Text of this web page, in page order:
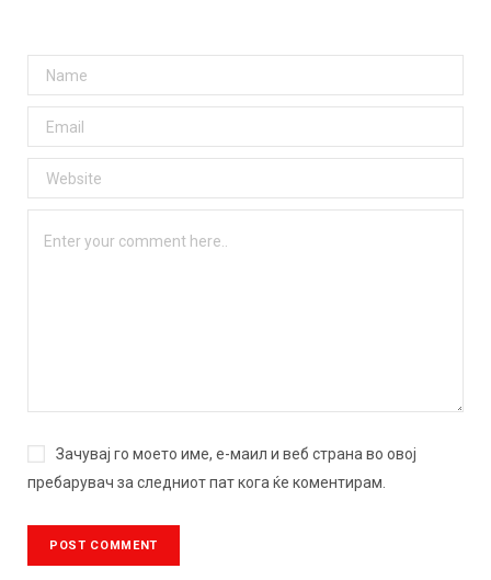
Зачувај го моето име, е-маил и веб страна во овој
пребарувач за следниот пат кога ќе коментирам.